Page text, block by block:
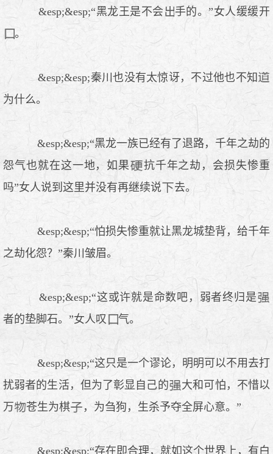
&esp;&esp;“黑龙王是不会
手的。”女人缓缓开
。
&esp;&esp;秦川也没有太惊讶，不过他也不知
为什么。
&esp;&esp;“黑龙一族已经有了退路，千年之劫的
怨气也就在这一地，如果
抗千年之劫，会损失惨重
吗”女人说到这里并没有再继续说
去。
&esp;&esp;“怕损失惨重就让黑龙城垫背，给千年
之劫化怨？”秦川皱眉。
&esp;&esp;“这或许就是命数吧，弱者终归是
者的垫脚石。”女人叹
气。
&esp;&esp;“这只是一个谬论，明明可以不用去打
扰弱者的生活，但为了彰显自己的
大和可怕，不惜以
万
苍生为棋 ，为刍狗，生杀予夺全屏心意。”
&esp;&esp;“存在即合理，就如这个世界上，有白